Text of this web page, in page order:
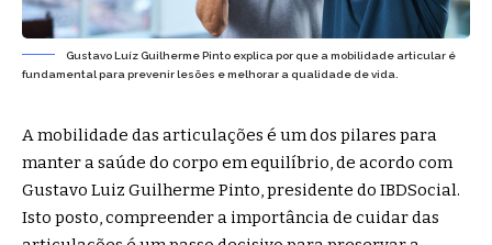
Gustavo Luíz Guilherme Pinto explica por que a mobilidade articular é
fundamental para prevenir lesões e melhorar a qualidade de vida.
A mobilidade das articulações é um dos pilares para
manter a saúde do corpo em equilíbrio, de acordo com
Gustavo Luiz Guilherme Pinto, presidente do IBDSocial.
Isto posto, compreender a importância de cuidar das